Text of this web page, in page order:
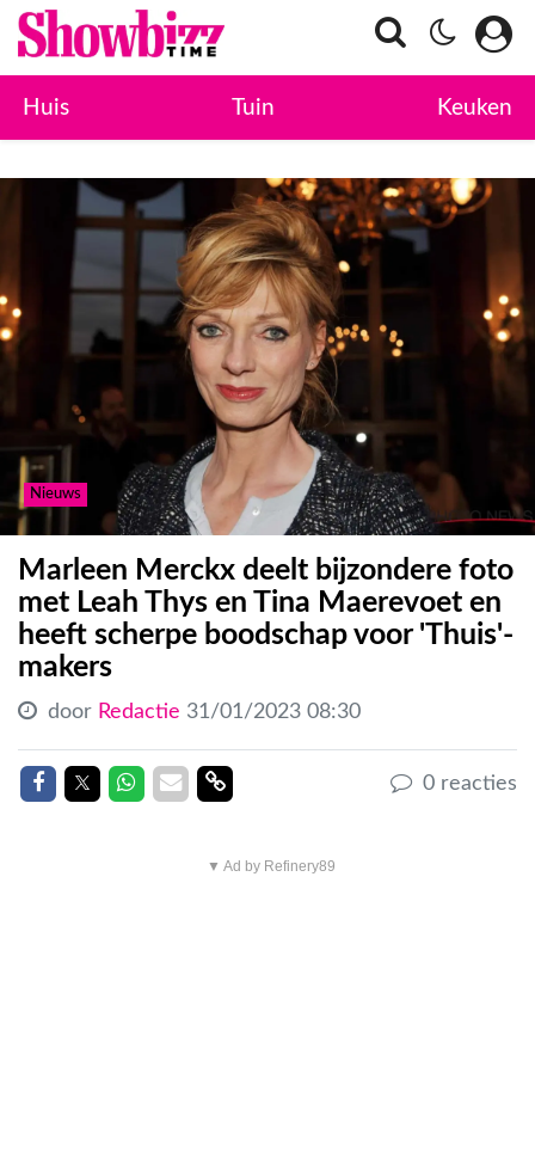
Huis Tuin Keuken
Nieuws
Marleen Merckx deelt bijzondere foto
met Leah Thys en Tina Maerevoet en
heeft scherpe boodschap voor 'Thuis'-
makers
door Redactie 31/01/2023 08:30
Delen op Facebook
Delen op Twitter
Delen op Whatsapp
Delen via Mail
Delen link 0 reacties
▼ Ad by Refinery89